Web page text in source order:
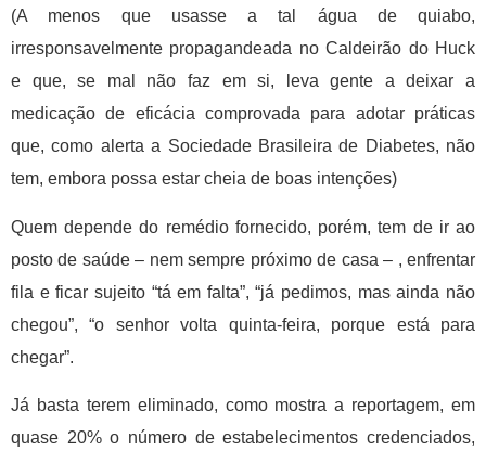
(A menos que usasse a tal água de quiabo,
irresponsavelmente propagandeada no Caldeirão do Huck
e que, se mal não faz em si, leva gente a deixar a
medicação de eficácia comprovada para adotar práticas
que, como alerta a Sociedade Brasileira de Diabetes, não
tem, embora possa estar cheia de boas intenções)
Quem depende do remédio fornecido, porém, tem de ir ao
posto de saúde – nem sempre próximo de casa – , enfrentar
fila e ficar sujeito “tá em falta”, “já pedimos, mas ainda não
chegou”, “o senhor volta quinta-feira, porque está para
chegar”.
Já basta terem eliminado, como mostra a reportagem, em
quase 20% o número de estabelecimentos credenciados,